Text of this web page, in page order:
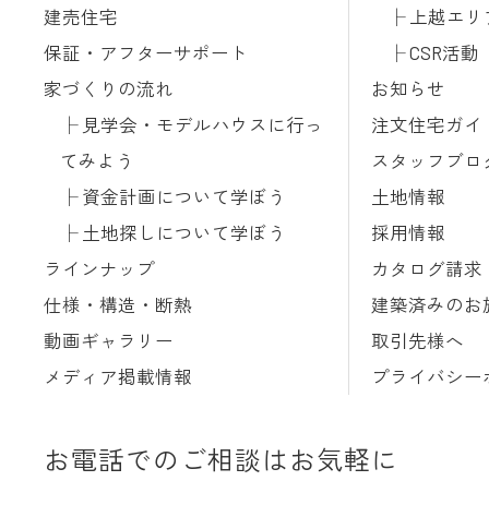
建売住宅
保証・アフターサポート
家づくりの流れ
見学会・モデルハウスに行っ
てみよう
資金計画について学ぼう
土地探しについて学ぼう
ラインナップ
仕様・構造・断熱
動画ギャラリー
メディア掲載情報
上越エリ
CSR活動
お知らせ
注文住宅ガイ
スタッフブロ
土地情報
採用情報
カタログ請求
建築済みのお
取引先様へ
プライバシー
お電話でのご相談はお気軽に